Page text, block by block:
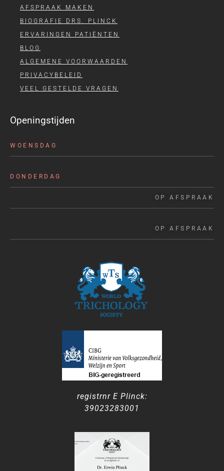
AFSPRAAK MAKEN
BIOGRAFIE DRS. PLINCK
ERVARINGEN PATIËNTEN
BLOG
ALGEMENE VOORWAARDEN
PRIVACYBELEID
VEEL GESTELDE VRAGEN
Openingstijden
WOENSDAG
DONDERDAG
OP AFSPRAAK
OP AFSPRAAK
registrnr E Plinck:
39023283001